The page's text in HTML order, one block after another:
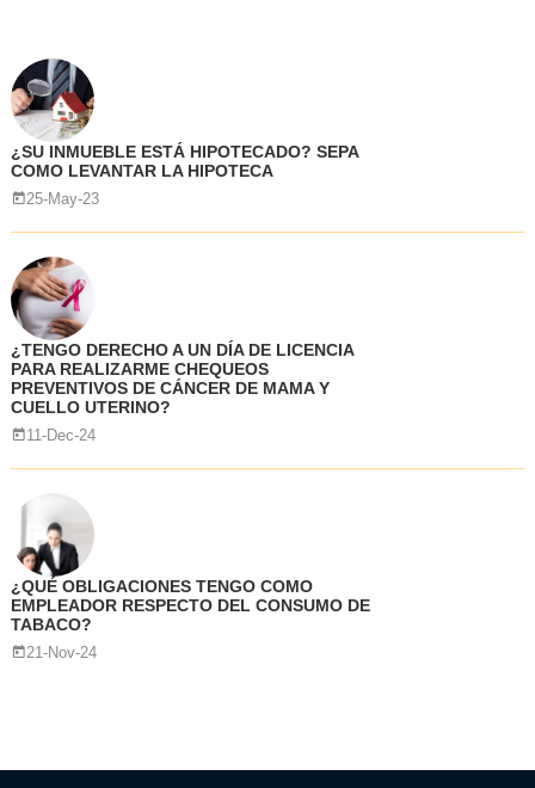
¿SU INMUEBLE ESTÁ HIPOTECADO? SEPA
COMO LEVANTAR LA HIPOTECA
25-May-23
¿TENGO DERECHO A UN DÍA DE LICENCIA
PARA REALIZARME CHEQUEOS
PREVENTIVOS DE CÁNCER DE MAMA Y
CUELLO UTERINO?
11-Dec-24
¿QUÉ OBLIGACIONES TENGO COMO
EMPLEADOR RESPECTO DEL CONSUMO DE
TABACO?
21-Nov-24